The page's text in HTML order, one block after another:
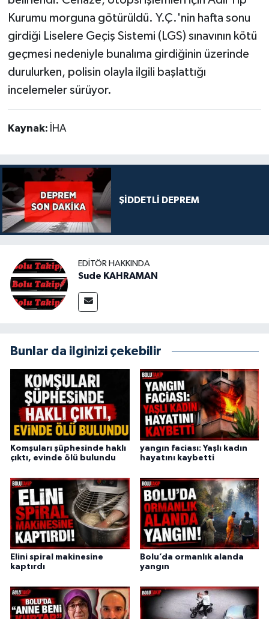
Kurumu morguna götürüldü. Y.Ç.'nin hafta sonu
girdiği Liselere Geçiş Sistemi (LGS) sınavının kötü
geçmesi nedeniyle bunalıma girdiğinin üzerinde
durulurken, polisin olayla ilgili başlattığı
incelemeler sürüyor.
Kaynak: İHA
ŞİDDETLİ DEPREM
EDITÖR HAKKINDA
Sude KAHRAMAN
Bunlar da ilginizi çekebilir
Komşuları şüphesinde haklı
çıktı, evinde ölü bulundu
yangın faciası: Yaşlı kadın
hayatını kaybetti
Elini spiral makinesine
kaptırdı
Bolu’da ormanlık alanda
yangın